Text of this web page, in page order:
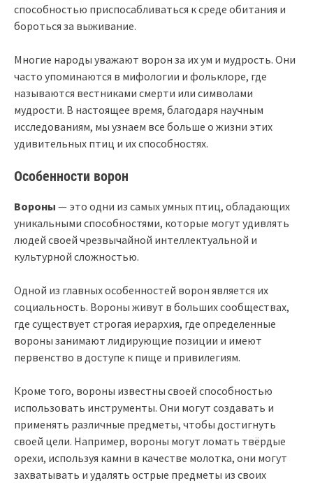
способностью приспосабливаться к среде обитания и
бороться за выживание.
Многие народы уважают ворон за их ум и мудрость. Они
часто упоминаются в мифологии и фольклоре, где
называются вестниками смерти или символами
мудрости. В настоящее время, благодаря научным
исследованиям, мы узнаем все больше о жизни этих
удивительных птиц и их способностях.
Особенности ворон
Вороны — это одни из самых умных птиц, обладающих
уникальными способностями, которые могут удивлять
людей своей чрезвычайной интеллектуальной и
культурной сложностью.
Одной из главных особенностей ворон является их
социальность. Вороны живут в больших сообществах,
где существует строгая иерархия, где определенные
вороны занимают лидирующие позиции и имеют
первенство в доступе к пище и привилегиям.
Кроме того, вороны известны своей способностью
использовать инструменты. Они могут создавать и
применять различные предметы, чтобы достигнуть
своей цели. Например, вороны могут ломать твёрдые
орехи, используя камни в качестве молотка, они могут
захватывать и удалять острые предметы из своих